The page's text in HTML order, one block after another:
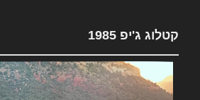
קטלוג ג'יפ 1985